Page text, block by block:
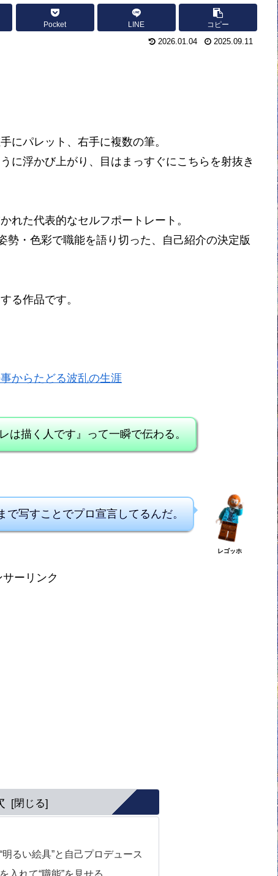
Pocket LINE コピー
2026.01.04 2025.09.11
にパレット、右手に複数の筆。
に浮かび上がり、目はまっすぐにこちらを射抜き
れた代表的なセルフポートレート。
勢・色彩で職能を語り切った、自己紹介の決定版
る作品です。
からたどる波乱の生涯
は描く人です』って一瞬で伝わる。
で写すことでプロ宣言してるんだ。
レゴッホ
サーリンク
るい絵具”と自己プロデュース
入れて“職能”を見せる